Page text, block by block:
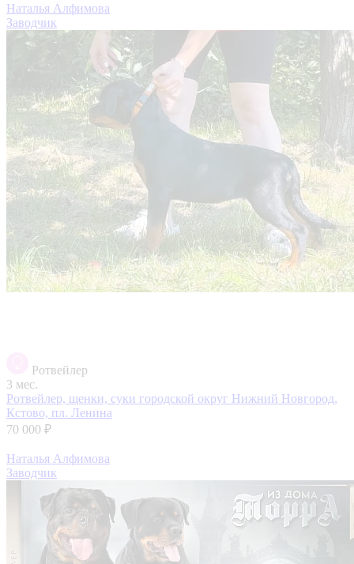
Наталья Алфимова
Заводчик
Ротвейлер
3 мес.
Ротвейлер, щенки, суки городской округ Нижний Новгород,
Кстово, пл. Ленина
70 000 ₽
Наталья Алфимова
Заводчик